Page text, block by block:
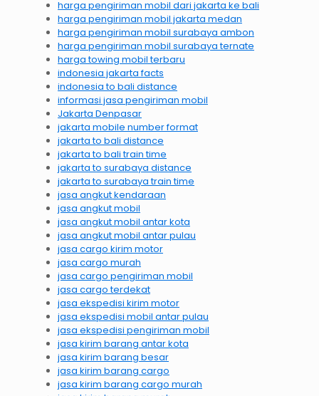
harga pengiriman mobil dari jakarta ke bali
harga pengiriman mobil jakarta medan
harga pengiriman mobil surabaya ambon
harga pengiriman mobil surabaya ternate
harga towing mobil terbaru
indonesia jakarta facts
indonesia to bali distance
informasi jasa pengiriman mobil
Jakarta Denpasar
jakarta mobile number format
jakarta to bali distance
jakarta to bali train time
jakarta to surabaya distance
jakarta to surabaya train time
jasa angkut kendaraan
jasa angkut mobil
jasa angkut mobil antar kota
jasa angkut mobil antar pulau
jasa cargo kirim motor
jasa cargo murah
jasa cargo pengiriman mobil
jasa cargo terdekat
jasa ekspedisi kirim motor
jasa ekspedisi mobil antar pulau
jasa ekspedisi pengiriman mobil
jasa kirim barang antar kota
jasa kirim barang besar
jasa kirim barang cargo
jasa kirim barang cargo murah